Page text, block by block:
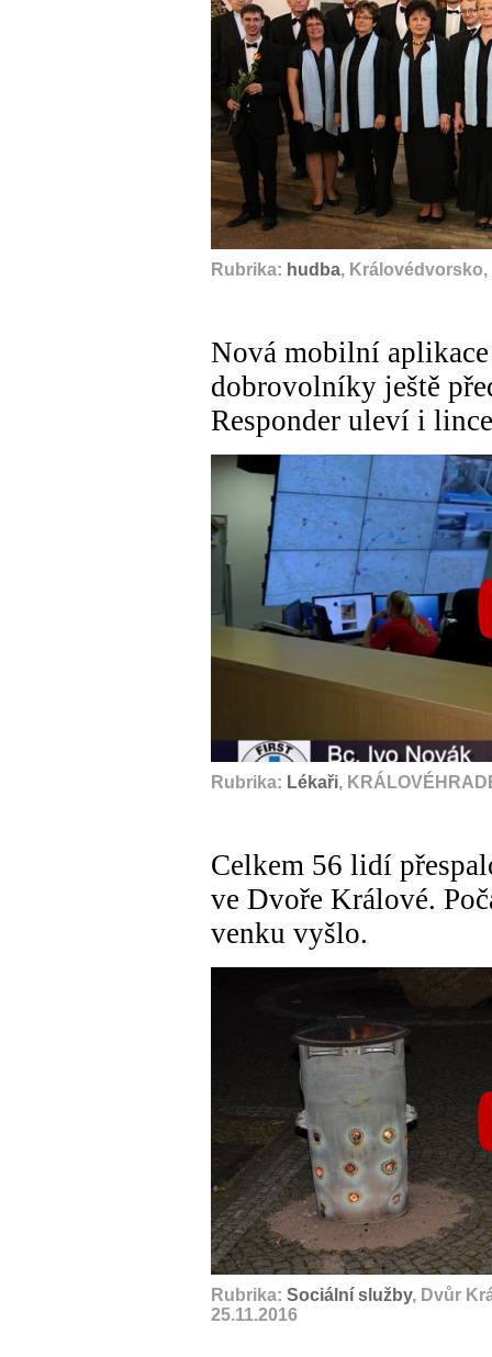
Rubrika: hudba, Královédvorsko,
Nová mobilní
dobrovolníky ještě
Responder uleví i
Rubrika: Lékaři,
Celkem 56 lidí
ve Dvoře Králové.
venku vyšlo.
Rubrika: Sociální služby, Dvůr
25.11.2016